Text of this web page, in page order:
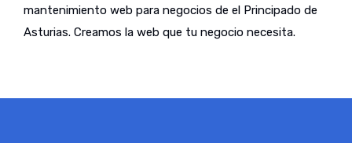
mantenimiento web para negocios de el Principado de
Asturias. Creamos la web que tu negocio necesita.